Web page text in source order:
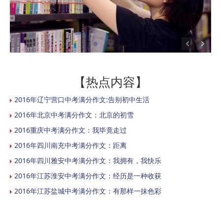
【热点内容】
2016年辽宁营口中考满分作文:告别初中生活
2016年北京中考满分作文：北京的初雪
2016重庆中考满分作文：我毕竟走过
2016年四川南充中考满分作文：距离
2016年四川雅安中考满分作文：我拥有，我快乐
2016年江苏淮安中考满分作文：经历是一种收获
2016年江苏盐城中考满分作文：有那样一抹色彩